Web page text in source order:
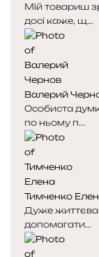
т
о
р
і
н
к
а
т
о
р
і
н
к
а
Мій товариш
досі каже, щ...
Валерий
Особиста
по ньому п...
Тимченко
Дуже життєва
допомагати...